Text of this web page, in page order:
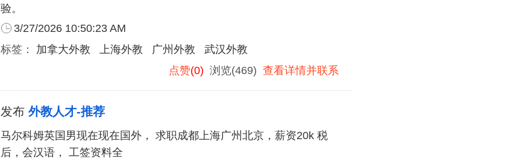
验。
3/27/2026 10:50:23 AM
标签： 加拿大外教 上海外教 广州外教
武汉外教
点赞(0) 浏览(469) 查看详情并联系
发布 外教人才-推荐
马尔科姆英国男现在现在国外， 求职成都上海广州北京，薪资20k 税
后，会汉语， 工签资料全